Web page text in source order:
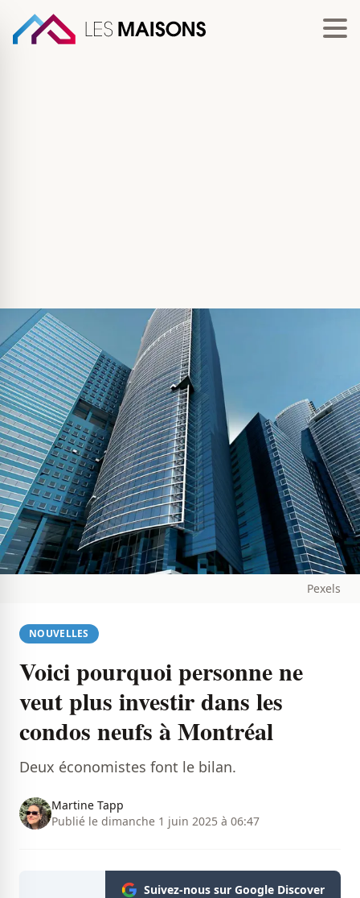
Pexels
NOUVELLES
Voici pourquoi personne ne
veut plus investir dans les
condos neufs à Montréal
Deux économistes font le bilan.
Martine Tapp
Publié le dimanche 1 juin 2025 à 06:47
Suivez-nous sur Google Discover